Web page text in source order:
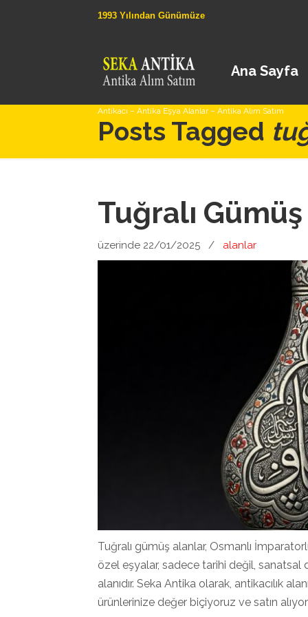
1993 Yılından Günümüze
Antikacı – Antika Eşya Alanlar – Antika Alım Satım
Ana Sayfa
Posts Tagged
Tuğralı
üzerinde 22/01/2025 / alanlar
Tuğralı gümüş alanlar, Osmanlı
özel eşyalar, sadece tarihi değil, sanatsal
alanıdır. Seka Antika olarak, antikacılık
ürünlerinize değer biçiyoruz ve satın